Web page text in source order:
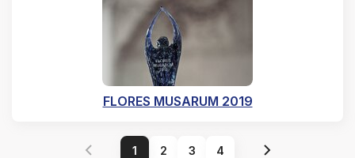
FLORES MUSARUM 2019
1 2 3 4